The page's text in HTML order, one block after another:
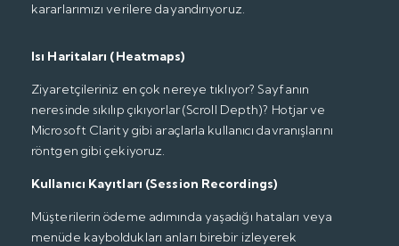
kararlarımızı verilere dayandırıyoruz.
Isı Haritaları (Heatmaps)
Ziyaretçileriniz en çok nereye tıklıyor? Sayfanın
neresinde sıkılıp çıkıyorlar (Scroll Depth)? Hotjar ve
Microsoft Clarity gibi araçlarla kullanıcı davranışlarını
röntgen gibi çekiyoruz.
Kullanıcı Kayıtları (Session Recordings)
Müşterilerin ödeme adımında yaşadığı hataları veya
menüde kayboldukları anları birebir izleyerek